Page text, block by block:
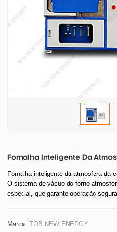
Fornalha Inteligente Da
Fornalha inteligente da atmosfera da
O sistema de vácuo do forno
especial, que garante operação
Marca: TOB NEW ENERGY